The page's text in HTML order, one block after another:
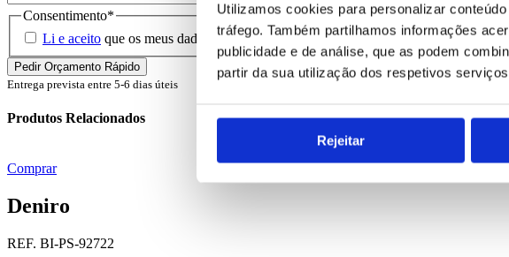
Utilizamos cookies para personalizar
tráfego. Também partilhamos informações
publicidade e de análise, que as podem
partir da sua utilização dos respetivos
Rejeitar
Consentimento*
Li e aceito que os meus dados sejam guardados em base de dados para
Entrega prevista entre 5-6 dias úteis
Produtos Relacionados
Comprar
Deniro
REF. BI-PS-92722